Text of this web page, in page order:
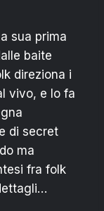
sua prima
baite
direziona i
vivo, e lo fa
di secret
ma
fra folk